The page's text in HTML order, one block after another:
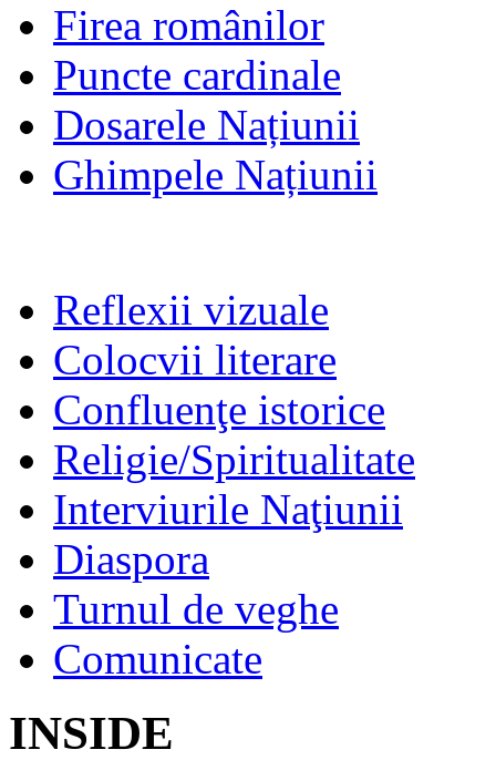
Firea românilor
Puncte cardinale
Dosarele Națiunii
Ghimpele Națiunii
Reflexii vizuale
Colocvii literare
Confluenţe istorice
Religie/Spiritualitate
Interviurile Naţiunii
Diaspora
Turnul de veghe
Comunicate
INSIDE